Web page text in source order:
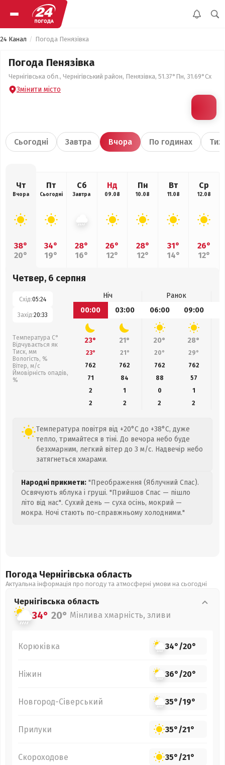
24 Канал Погода Пенязівка
Погода Пенязівка
Чернігівська обл., Чернігівський район, Пенязівка, 51.37°Пн, 31.69°Сх
Змінити місто
Сьогодні Завтра Вчора По годинах
Чт
Вчора
38°
20°
Пт
Сьогодні
34°
19°
Сб
Завтра
28°
16°
Нд
09.08
26°
12°
Пн
10.08
28°
12°
Вт
11.08
31°
14°
Ср
12.08
26°
12°
Четвер, 6 серпня
Схід:05:24
Захід:20:33
Температура С°
Відчувається як
Тиск, мм
Вологість, %
Вітер, м/с
Ймовірність опадів,
%
Ніч
Ранок
00:00
03:00 06:00 09:00
23° 21° 20° 28°
23° 21° 20° 29°
762
762 762 762
71
84 88 57
2
1 0
1
2
2 2 2
Температура повітря від +20°C до +38°C, дуже
тепло, тримайтеся в тіні. До вечора небо буде
безхмарним, легкий вітер до 3 м/с. Надвечір небо
затягнеться хмарами.
Народні прикмети: "Преображення (Яблучний Спас).
Освячують яблука і груші. "Прийшов Спас — пішло
літо від нас". Сухий день — суха осінь, мокрий —
мокра. Ночі стають по-справжньому холодними."
Погода Чернігівська область
Актуальна інформація про погоду та атмосферні умови на сьогодні
Чернігівська область
34° 20° Мінлива хмарність, зливи
Корюківка 34°/20°
Ніжин 36°/20°
Новгород-Сіверський 35°/19°
Прилуки 35°/21°
Скороходове 35°/21°